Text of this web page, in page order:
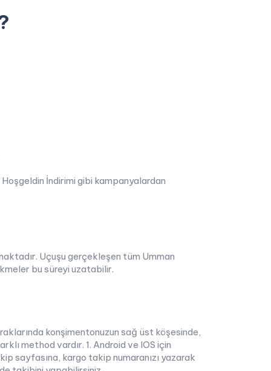
İndirimi gibi kampanyalardan
Uçuşu gerçekleşen tüm Umman
bu süreyi uzatabilir.
konşimentonuzun sağ üst köşesinde,
method vardır. 1. Android ve IOS için
sayfasına, kargo takip numaranızı yazarak